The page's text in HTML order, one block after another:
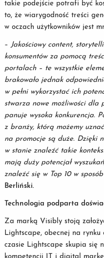
takie podejście potrafi być
to, że wiarygodność treści
w oczach użytkowników jest
– Jakościowy content,
konsumentów za pomocą
portalach – te wszystkie
brakowało jednak
w pełni wykorzystać ich
stwarza nowe możliwości dla
panuje wysoka konkurencja.
z branży, którą możemy
na promocje są duże. Dzięki
w stanie znaleźć takie
mają duży potencjał
znaleźć się w Top 10 w
Berliński.
Technologia podparta
Za marką Visibly stoją
Lightscape, obecnej na
czasie Lightscape skupia się
kompetencji IT i digital